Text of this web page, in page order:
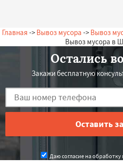
Главная -> Вывоз мусора -> Вывоз
Вывоз мусора в
Остались
Закажи бесплатную
Даю согласие на